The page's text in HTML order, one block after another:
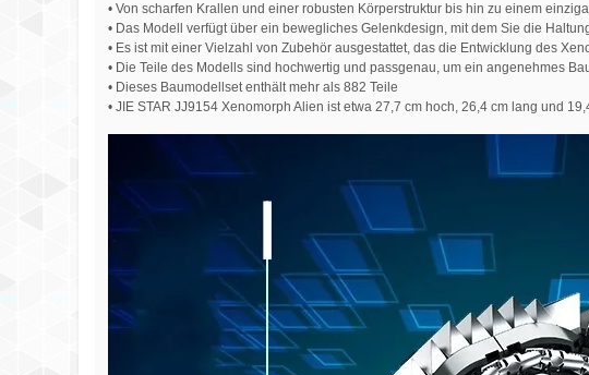
• Von scharfen Krallen und einer robusten Körperstruktur bis hin zu einem
• Das Modell verfügt über ein bewegliches Gelenkdesign, mit dem Sie die
• Es ist mit einer Vielzahl von Zubehör ausgestattet, das die Entwicklung des
• Die Teile des Modells sind hochwertig und passgenau, um ein angenehmes
• Dieses Baumodellset enthält mehr als 882 Teile
• JIE STAR JJ9154 Xenomorph Alien ist etwa 27,7 cm hoch, 26,4 cm lang und